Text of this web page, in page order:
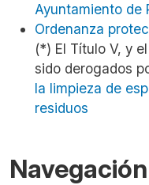
Ayuntamiento de
Ordenanza
(*) El Título V, y
sido derogados
la limpieza de
residuos